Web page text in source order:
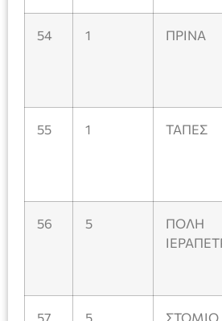
54 1 ΠΡΙΝΑ
55 1 ΤΑΠΕΣ
56 5
ΠΟΛΗ
57 5 ΣΤΟΜΙΟ